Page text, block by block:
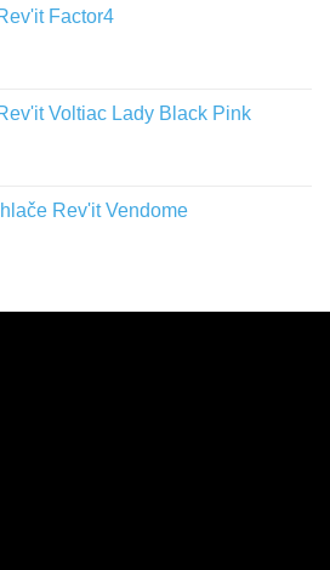
Factor4
Voltiac Lady Black Pink
Rev'it Vendome